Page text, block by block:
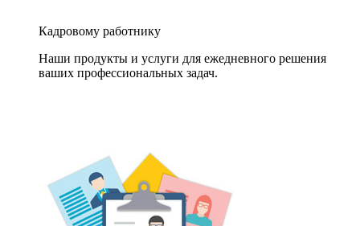
Кадровому работнику
Наши продукты и услуги для ежедневного решения
ваших профессиональных задач.